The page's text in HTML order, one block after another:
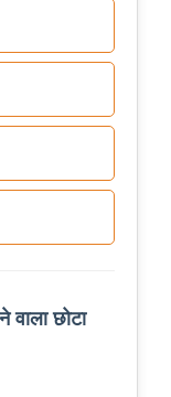
छोटा